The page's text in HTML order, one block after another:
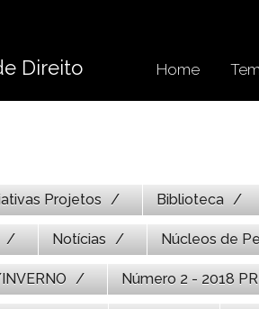
Direito Home
Projetos Biblioteca
Notícias Núcleos de
Número 2 - 2018